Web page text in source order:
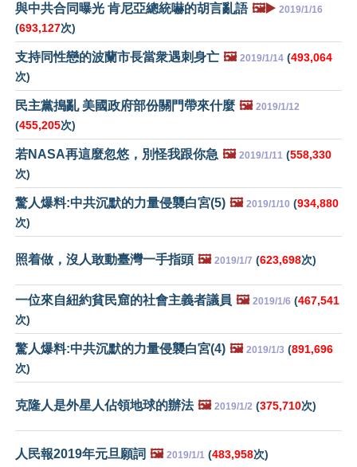
與中共合同曝光 肯尼亞總統嚇的胡言亂語 🖼️▶️ 2019/1/16
(693,127次)
支持同性戀的波蘭市長當衆遇刺身亡 🖼️ 2019/1/14 (493,064
次)
民主黨搗亂 美國政府部份關門帶來什麼 🖼️ 2019/1/12
(455,205次)
若NASA再這麼忽悠，別怪我跟你急 🖼️ 2019/1/11 (558,330
次)
驚人爆料:中共沉默的力量侵襲白宮(5) 🖼️ 2019/1/10 (934,880
次)
照着做，沒人敢動臺灣一手指頭 🖼️ 2019/1/7 (623,698次)
一位來自紐約貧民窟的社會主義者議員 🖼️ 2019/1/6 (467,541
次)
驚人爆料:中共沉默的力量侵襲白宮(4) 🖼️ 2019/1/3 (891,696
次)
克隆人是外星人佔領地球的辦法 🖼️ 2019/1/2 (375,710次)
人民報2019年元旦願詞 🖼️ 2019/1/1 (483,958次)